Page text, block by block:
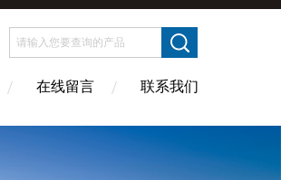
在线留言 联系我们